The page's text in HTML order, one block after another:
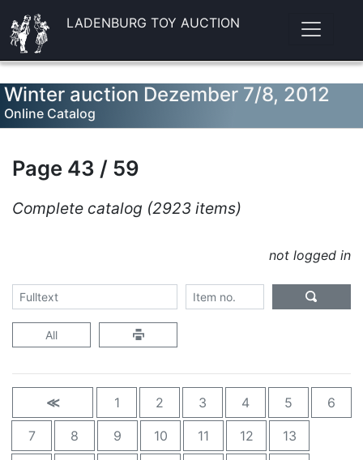
LADENBURG TOY AUCTION
Winter auction Dezember 7/8, 2012
Online Catalog
Page 43 / 59
Complete catalog (2923 items)
not logged in
All
≪ 1 2 3 4 5 6
7 8 9 10 11 12 13